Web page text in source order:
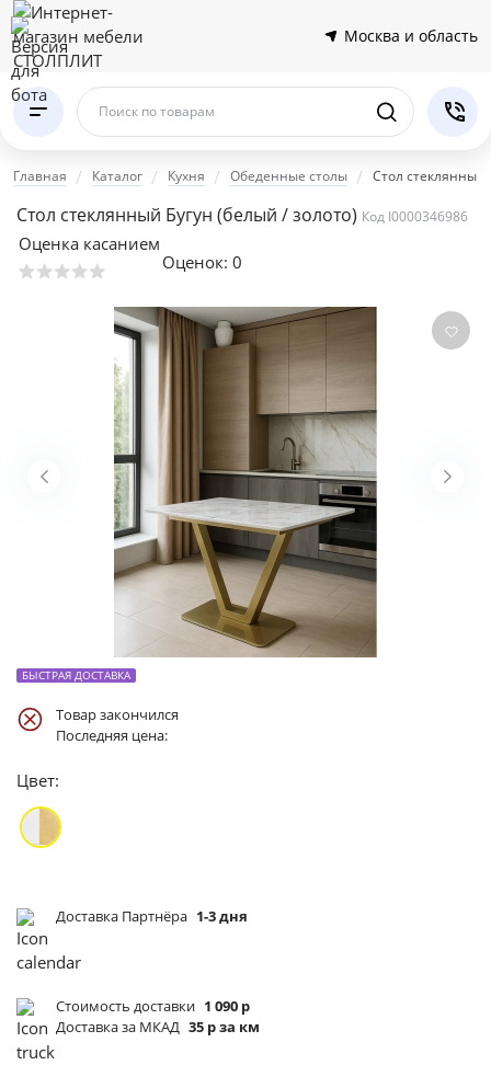
Москва и область
Поиск по товарам
Главная Каталог Кухня Обеденные столы Стол стеклянный
Стол стеклянный Бугун (белый / золото) Код I0000346986
Оценка касанием
Оценок: 0
БЫСТРАЯ ДОСТАВКА
Товар закончился
Последняя цена:
Цвет:
Доставка Партнёра 1-3 дня
Стоимость доставки 1 090 р
Доставка за МКАД 35 р за км